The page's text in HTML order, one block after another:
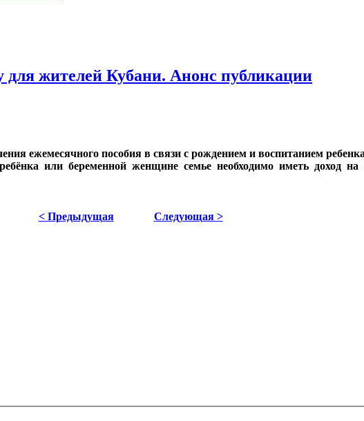
для жителей Кубани. Анонс публикации
ежемесячного пособия в связи с рождением и воспитанием
или беременной женщине семье необходимо иметь доход на
< Предыдущая Следующая >